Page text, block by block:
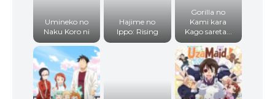
Umineko no
Naku Koro ni
Hajime no
Ippo: Rising
Gorilla no
Kami kara
Kago sareta...